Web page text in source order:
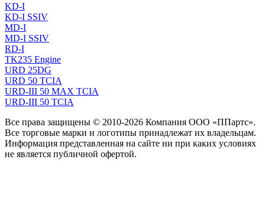
KD-I
KD-I SSIV
MD-I
MD-I SSIV
RD-I
TK235 Engine
URD 25DG
URD 50 TCIA
URD-III 50 MAX TCIA
URD-III 50 TCIA
Все права защищены © 2010-2026 Компания ООО «ППартс».
Все торговые марки и логотипы принадлежат их владельцам.
Информация представленная на сайте ни при каких условиях
не является публичной офертой.